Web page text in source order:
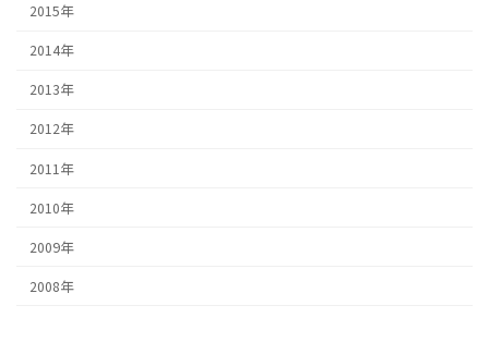
2015年
2014年
2013年
2012年
2011年
2010年
2009年
2008年